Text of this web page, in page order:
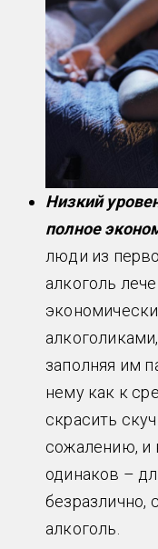
Низкий
полное
люди из
алкоголь
заполняя им
нему как к
скрасить
сожалению, и
одинаков –
безразлично,
алкоголь.